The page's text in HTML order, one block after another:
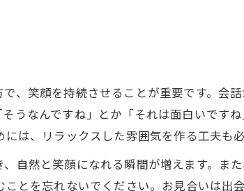
、笑顔を持続させることが重要です。会
うなんですね」とか「それは面白いです
は、リラックスした雰囲気を作る工夫も必
自然と笑顔になれる瞬間が増えます。ま
とを忘れないでください。お見合いは出